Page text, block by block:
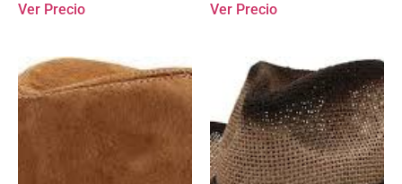
Ver Precio Ver Precio